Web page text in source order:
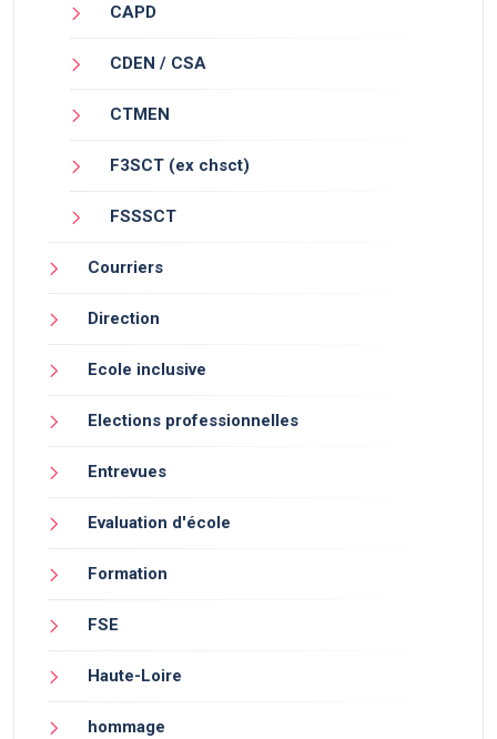
CAPD
CDEN / CSA
CTMEN
F3SCT (ex chsct)
FSSSCT
Courriers
Direction
Ecole inclusive
Elections professionnelles
Entrevues
Evaluation d'école
Formation
FSE
Haute-Loire
hommage